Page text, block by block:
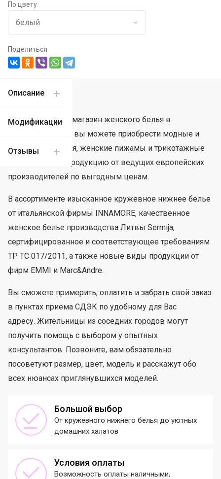
По цвету
Поделиться
Описание
Модификации
Отзывы
Назад
«Для Евы» — это магазин женского белья в
Красноярске, где вы можете приобрести модные и
стильные изделия, женские пижамы и трикотажные
платья, а также продукцию от ведущих европейских
производителей по выгодным ценам.
В ассортименте изысканное кружевное нижнее белье
от итальянской фирмы INNAMORE, качественное
женское белье производства Литвы Sermija,
сертифицированное и соответствующее требованиям
ТР ТС 017/2011, а также новые виды продукции от
фирм EMMI и Marc&Andre.
Вы сможете примерить, оплатить и забрать свой заказ
в пунктах приема СДЭК по удобному для Вас
адресу. Жительницы из соседних городов могут
получить помощь с выбором у опытных
консультантов. Позвоните, вам обязательно
посоветуют размер, цвет, модель и расскажут обо
всех нюансах приглянувшихся моделей.
Большой выбор
От кружевного нижнего белья до уютных
домашних халатов
Условия оплаты
Возможность оплаты наличными,